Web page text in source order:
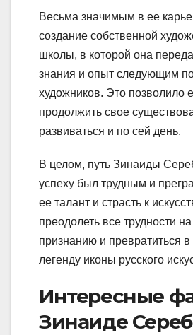
Весьма значимым в ее
создание собственной
школы, в которой она
знания и опыт следующим
художников. Это позволило
продолжить свое
развиваться и по сей день.
В целом, путь Зинаиды
успеху был трудным и
ее талант и страсть к
преодолеть все трудности на
признанию и превратиться
легенду иконы русского
Интересные
Зинаиде